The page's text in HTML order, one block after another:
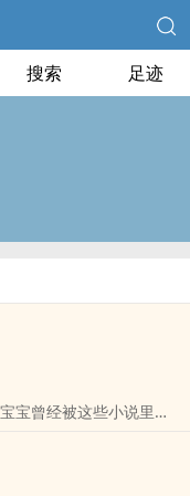
搜索 足迹
宝曾经被这些小说里虚